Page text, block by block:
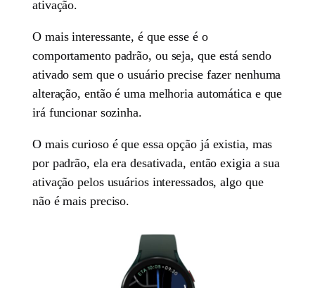
ativação.
O mais interessante, é que esse é o
comportamento padrão, ou seja, que está sendo
ativado sem que o usuário precise fazer nenhuma
alteração, então é uma melhoria automática e que
irá funcionar sozinha.
O mais curioso é que essa opção já existia, mas
por padrão, ela era desativada, então exigia a sua
ativação pelos usuários interessados, algo que
não é mais preciso.